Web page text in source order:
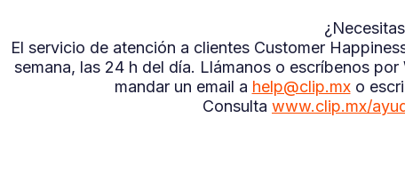
El servicio de atención a clientes Customer
semana, las 24 h del día. Llámanos o escríbenos por
mandar un email a help@clip.mxo
Consulta www.clip.mx/